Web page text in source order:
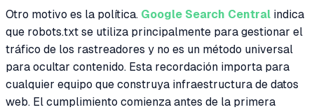
Otro motivo es la política. Google Search Central indica
que robots.txt se utiliza principalmente para gestionar el
tráfico de los rastreadores y no es un método universal
para ocultar contenido. Esta recordación importa para
cualquier equipo que construya infraestructura de datos
web. El cumplimiento comienza antes de la primera